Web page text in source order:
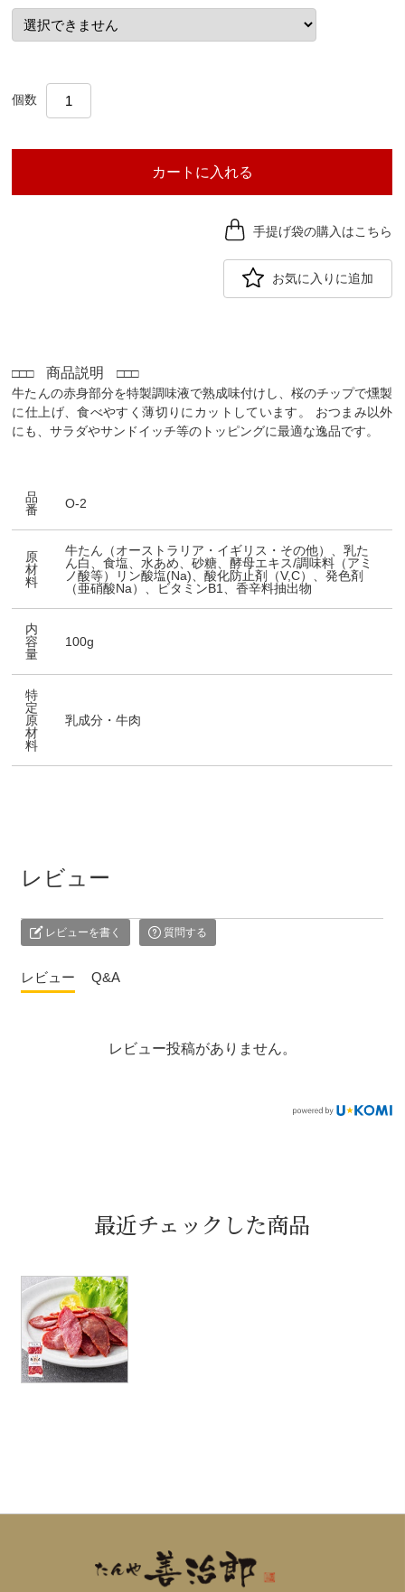
個数
カートに入れる
手提げ袋の購入はこちら
お気に入りに追加
□□□ 商品説明
□□□
牛たんの赤身部分を特製調味液で熟成味付けし、桜のチップで燻製
に仕上げ、食べやすく薄切りにカットしています。 おつまみ以外
にも、サラダやサンドイッチ等のトッピングに最適な逸品です。
品
番
O-2
原
材
料
牛たん（オーストラリア・イギリス・その他）、乳た
ん白、食塩、水あめ、砂糖、酵母エキス/調味料（アミ
ノ酸等）リン酸塩(Na)、酸化防止剤（V,C）、発色剤
（亜硝酸Na）、ビタミンB1、香辛料抽出物
内
容
量
100g
特
定
原
材
料
乳成分・牛肉
レビュー
レビューを書く 質問する
レビュー Q&A
レビュー投稿がありません。
最近チェックした商品